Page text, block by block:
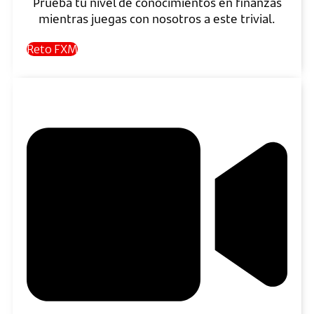
mientras juegas con nosotros a este trivial.
Reto FXM